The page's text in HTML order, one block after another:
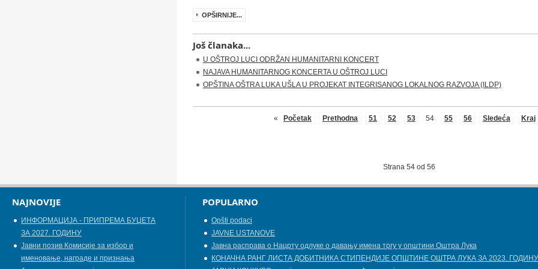
OPŠIRNIJE...
Još članaka...
U OŠTROJ LUCI ODRŽAN HUMANITARNI KONCERT
NAJAVA HUMANITARNOG KONCERTA U OŠTROJ LUCI
OPŠTINA OŠTRA LUKA UŠLA U PROJEKAT INTEGRISANOG LOKALNOG RAZVOJA (ILDP)
« Početak Prethodna 51 52 53 54 55 56 Sledeća Kraj
Strana 54 od 56
NAJNOVIJE
ИНФОРМАЦИЈА - ПРИПРЕМА БУЏЕТА
ЗА 2027. ГОДИНУ
Jавни позив Комисије за избор и
именовање, награде и признања
POPULARNO
Opšti podaci
JAVNE USTANOVE
Јавна расправа о Нацрту одлуке о давању имена тргу у општини Оштра Лука
КОНАЧНА РАНГ ЛИСТА ДОБИТНИКА СТИПЕНДИЈЕ OПШТИНЕ ОШТРА ЛУКА ЗА 2023. ГОДИНУ